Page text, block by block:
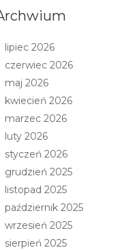
lipiec 2026
czerwiec 2026
maj 2026
kwiecień 2026
marzec 2026
luty 2026
styczeń 2026
grudzień 2025
listopad 2025
październik 2025
wrzesień 2025
sierpień 2025